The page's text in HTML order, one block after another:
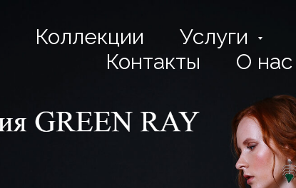
Коллекции Услуги
Контакты
О нас